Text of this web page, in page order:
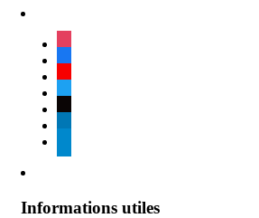
Informations utiles